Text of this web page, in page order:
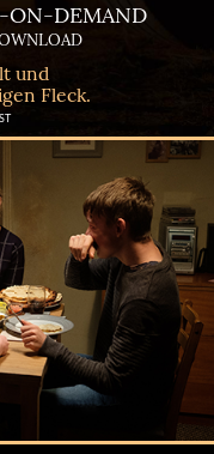
und
Fleck.
ON-DEMAND